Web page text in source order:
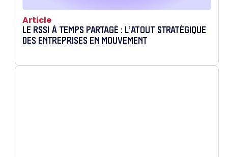
Article
LE RSSI À TEMPS PARTAGÉ : L’ATOUT STRATÉGIQUE
DES ENTREPRISES EN MOUVEMENT